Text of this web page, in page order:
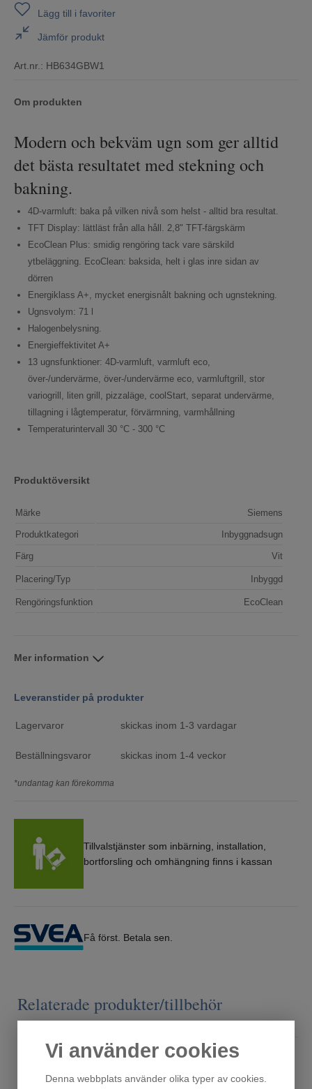
Vi använder cookies
Denna webbplats använder olika typer av cookies.
Lägg till i favoriter
Jämför produkt
Art.nr.: HB634GBW1
Om produkten
Modern och bekväm ugn som ger alltid
det bästa resultatet med stekning och
bakning.
4D-varmluft: baka på vilken nivå som helst - alltid bra resultat.
TFT Display: lättläst från alla håll. 2,8" TFT-färgskärm
EcoClean Plus: smidig rengöring tack vare särskild
ytbeläggning. EcoClean: baksida, helt i glas inre sidan av
dörren
Energiklass A+, mycket energisnålt bakning och ugnstekning.
Ugnsvolym: 71 l
Halogenbelysning.
Energieffektivitet A+
13 ugnsfunktioner: 4D-varmluft, varmluft eco,
över-/undervärme, över-/undervärme eco, varmluftgrill, stor
variogrill, liten grill, pizzaläge, coolStart, separat undervärme,
tillagning i lågtemperatur, förvärmning, varmhållning
Temperaturintervall 30 °C - 300 °C
Produktöversikt
Märke Siemens
Produktkategori Inbyggnadsugn
Färg Vit
Placering/Typ Inbyggd
Rengöringsfunktion EcoClean
Mer information
Leveranstider på produkter
Lagervaror skickas inom 1-3 vardagar
Beställningsvaror skickas inom 1-4 veckor
*undantag kan förekomma
Tillvalstjänster som inbärning, installation,
bortforsling och omhängning finns i kassan
Få först. Betala sen.
Relaterade produkter/tillbehör